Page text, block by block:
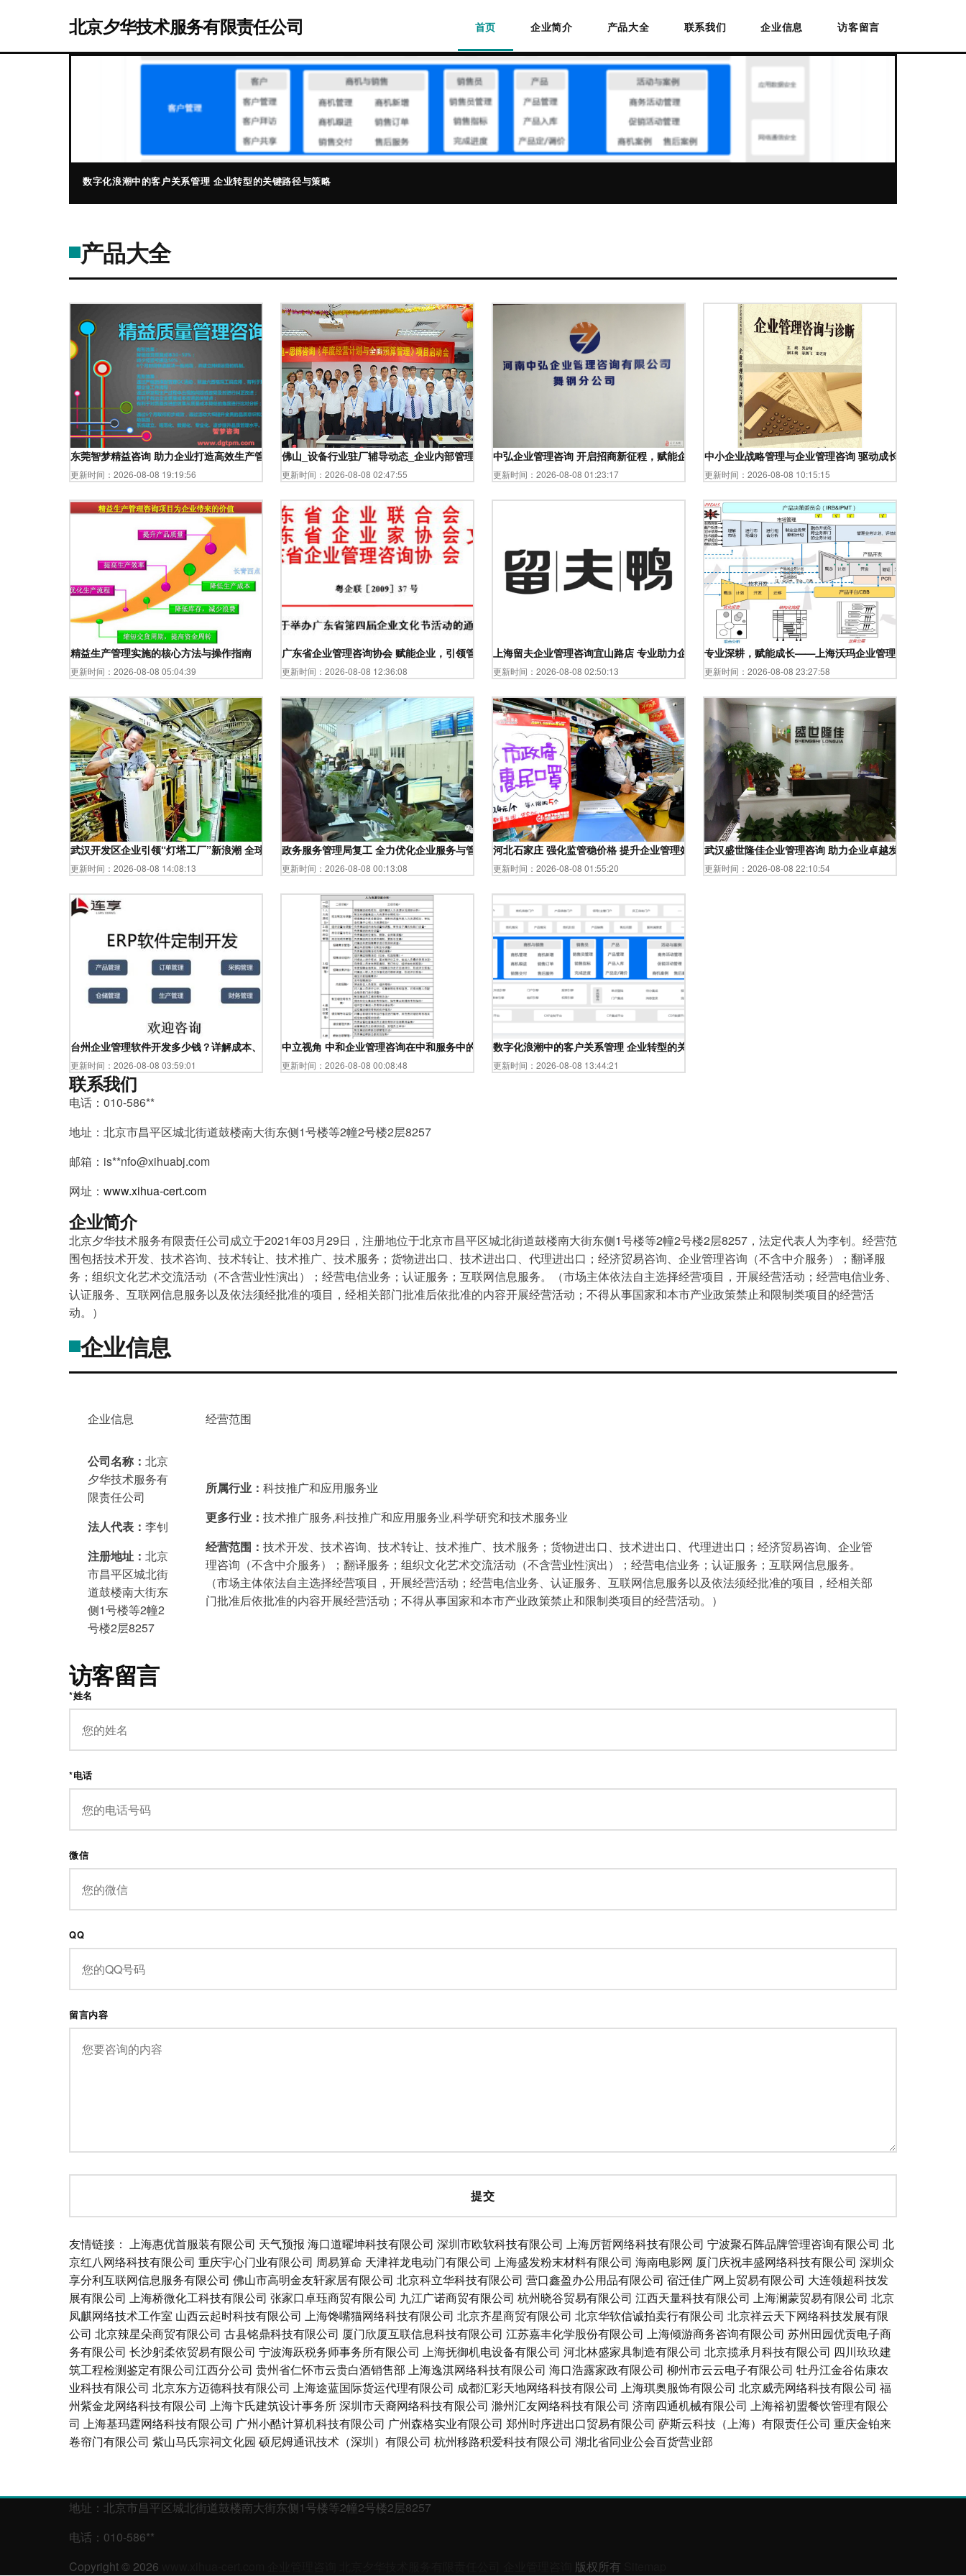
北京夕华技术服务有限责任公司 首页 企业简介 产品大全 联系我们 企业信息 访客留言
数字化浪潮中的客户关系管理 企业转型的关键路径与策略
产品大全
东莞智梦精益咨询 助力企业打造高效生产管理新模式
更新时间：2026-08-08 19:19:56
佛山_设备行业驻厂辅导动态_企业内部管理升级/十佳/十强
更新时间：2026-08-08 02:47:55
中弘企业管理咨询 开启招商新征程，赋能企业卓越发展
更新时间：2026-08-08 01:23:17
中小企业战略管理与企业管理咨询 驱动成长的制胜之道
更新时间：2026-08-08 10:15:15
精益生产管理实施的核心方法与操作指南
更新时间：2026-08-08 05:04:39
广东省企业管理咨询协会 赋能企业，引领管理咨询新征程
更新时间：2026-08-08 12:36:08
上海留夫企业管理咨询宜山路店 专业助力企业卓越发展
更新时间：2026-08-08 02:50:13
专业深耕，赋能成长——上海沃玛企业管理咨询的服务之道
更新时间：2026-08-08 23:27:58
武汉开发区企业引领“灯塔工厂”新浪潮 全球仅20余家的智造标杆
更新时间：2026-08-08 14:08:13
政务服务管理局复工 全力优化企业服务与管理咨询支持
更新时间：2026-08-08 00:13:08
河北石家庄 强化监管稳价格 提升企业管理效能
更新时间：2026-08-08 01:55:20
武汉盛世隆佳企业管理咨询 助力企业卓越发展的智慧伙伴
更新时间：2026-08-08 22:10:54
台州企业管理软件开发多少钱？详解成本、服务与选择策略
更新时间：2026-08-08 03:59:01
中立视角 中和企业管理咨询在中和服务中的可靠性分析
更新时间：2026-08-08 00:08:48
数字化浪潮中的客户关系管理 企业转型的关键路径与策略
更新时间：2026-08-08 13:44:21
联系我们
电话：010-586**
地址：北京市昌平区城北街道鼓楼南大街东侧1号楼等2幢2号楼2层8257
邮箱：is**nfo@xihuabj.com
网址： www.xihua-cert.com
企业简介
北京夕华技术服务有限责任公司成立于2021年03月29日，注册地位于北京市昌平区城北街道鼓楼南大街东侧1号楼等2幢2号楼2层8257，法定代表人为李钊。经营范
围包括技术开发、技术咨询、技术转让、技术推广、技术服务；货物进出口、技术进出口、代理进出口；经济贸易咨询、企业管理咨询（不含中介服务）；翻译服
务；组织文化艺术交流活动（不含营业性演出）；经营电信业务；认证服务；互联网信息服务。（市场主体依法自主选择经营项目，开展经营活动；经营电信业务、
认证服务、互联网信息服务以及依法须经批准的项目，经相关部门批准后依批准的内容开展经营活动；不得从事国家和本市产业政策禁止和限制类项目的经营活
动。）
企业信息
企业信息 经营范围
公司名称： 北京
夕华技术服务有
限责任公司
法人代表： 李钊
注册地址： 北京
市昌平区城北街
道鼓楼南大街东
侧1号楼等2幢2
号楼2层8257
所属行业： 科技推广和应用服务业
更多行业： 技术推广服务,科技推广和应用服务业,科学研究和技术服务业
经营范围： 技术开发、技术咨询、技术转让、技术推广、技术服务；货物进出口、技术进出口、代理进出口；经济贸易咨询、企业管
理咨询（不含中介服务）；翻译服务；组织文化艺术交流活动（不含营业性演出）；经营电信业务；认证服务；互联网信息服务。
（市场主体依法自主选择经营项目，开展经营活动；经营电信业务、认证服务、互联网信息服务以及依法须经批准的项目，经相关部
门批准后依批准的内容开展经营活动；不得从事国家和本市产业政策禁止和限制类项目的经营活动。）
访客留言
*姓名
*电话
微信
QQ
留言内容
友情链接： 上海惠优首服装有限公司 天气预报 海口道曜坤科技有限公司 深圳市欧软科技有限公司 上海厉哲网络科技有限公司 宁波聚石阵品牌管理咨询有限公司 北
京红八网络科技有限公司 重庆宇心门业有限公司 周易算命 天津祥龙电动门有限公司 上海盛发粉末材料有限公司 海南电影网 厦门庆祝丰盛网络科技有限公司 深圳众
享分利互联网信息服务有限公司 佛山市高明金友轩家居有限公司 北京科立华科技有限公司 营口鑫盈办公用品有限公司 宿迁佳广网上贸易有限公司 大连领超科技发
展有限公司 上海桥微化工科技有限公司 张家口卓珏商贸有限公司 九江广诺商贸有限公司 杭州晓谷贸易有限公司 江西天量科技有限公司 上海澜蒙贸易有限公司 北京
凤麒网络技术工作室 山西云起时科技有限公司 上海馋嘴猫网络科技有限公司 北京齐星商贸有限公司 北京华软信诚拍卖行有限公司 北京祥云天下网络科技发展有限
公司 北京辣星朵商贸有限公司 古县铭鼎科技有限公司 厦门欣厦互联信息科技有限公司 江苏嘉丰化学股份有限公司 上海倾游商务咨询有限公司 苏州田园优贡电子商
务有限公司 长沙躬柔依贸易有限公司 宁波海跃税务师事务所有限公司 上海抚御机电设备有限公司 河北林盛家具制造有限公司 北京揽承月科技有限公司 四川玖玖建
筑工程检测鉴定有限公司江西分公司 贵州省仁怀市云贵白酒销售部 上海逸淇网络科技有限公司 海口浩露家政有限公司 柳州市云云电子有限公司 牡丹江金谷佑康农
业科技有限公司 北京东方迈德科技有限公司 上海途蓝国际货运代理有限公司 成都汇彩天地网络科技有限公司 上海琪奥服饰有限公司 北京威壳网络科技有限公司 福
州紫金龙网络科技有限公司 上海卞氏建筑设计事务所深圳市天裔网络科技有限公司 滁州汇友网络科技有限公司 济南四通机械有限公司 上海裕初盟餐饮管理有限公
司 上海基玛霆网络科技有限公司 广州小酷计算机科技有限公司 广州森格实业有限公司 郑州时序进出口贸易有限公司 萨斯云科技（上海）有限责任公司 重庆金铂来
卷帘门有限公司 紫山马氏宗祠文化园 硕尼姆通讯技术（深圳）有限公司 杭州移路积爱科技有限公司 湖北省同业公会百货营业部
地址：北京市昌平区城北街道鼓楼南大街东侧1号楼等2幢2号楼2层8257
电话：010-586**
Copyright © 2026
版权所有